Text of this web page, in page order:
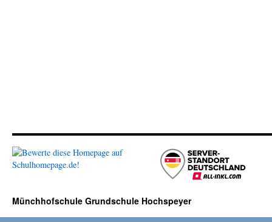
Münchhofschule Grundschule Hochspeyer